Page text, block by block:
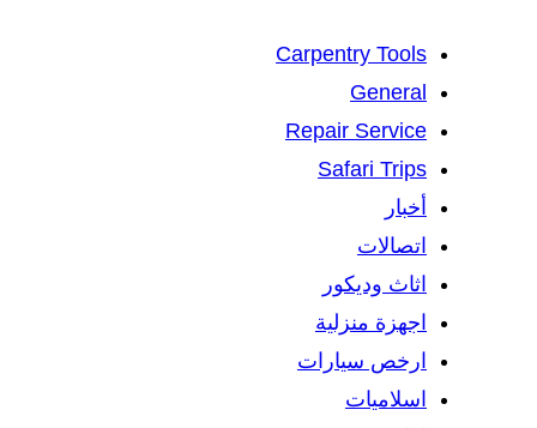
Carpentry Tools
General
Repair Service
Safari Trips
أخبار
اتصالات
اثاث وديكور
اجهزة منزلية
ارخص سيارات
اسلاميات